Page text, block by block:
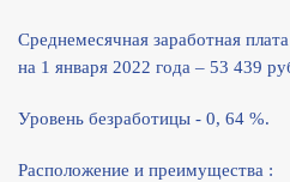
Среднемесячная заработная
на 1 января 2022 года – 53 439
Уровень безработицы - 0, 64 %.
Расположение и преимущества :